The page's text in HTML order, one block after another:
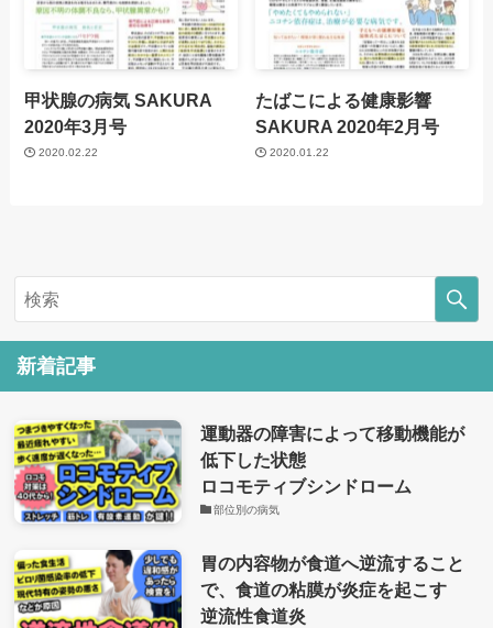
甲状腺の病気 SAKURA
2020年3月号
2020.02.22
たばこによる健康影響
SAKURA 2020年2月号
2020.01.22
新着記事
運動器の障害によって移動機能が
低下した状態
ロコモティブシンドローム
部位別の病気
胃の内容物が食道へ逆流すること
で、食道の粘膜が炎症を起こす
逆流性食道炎